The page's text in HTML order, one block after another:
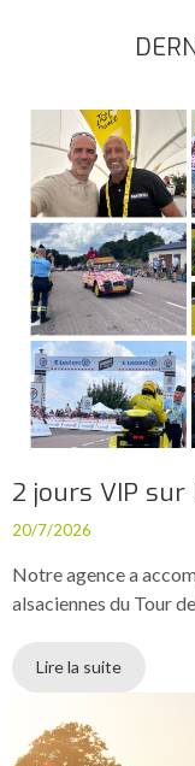
2 jours VIP sur
20/7/2026
Notre agence a
alsaciennes du Tour
Lire la suite